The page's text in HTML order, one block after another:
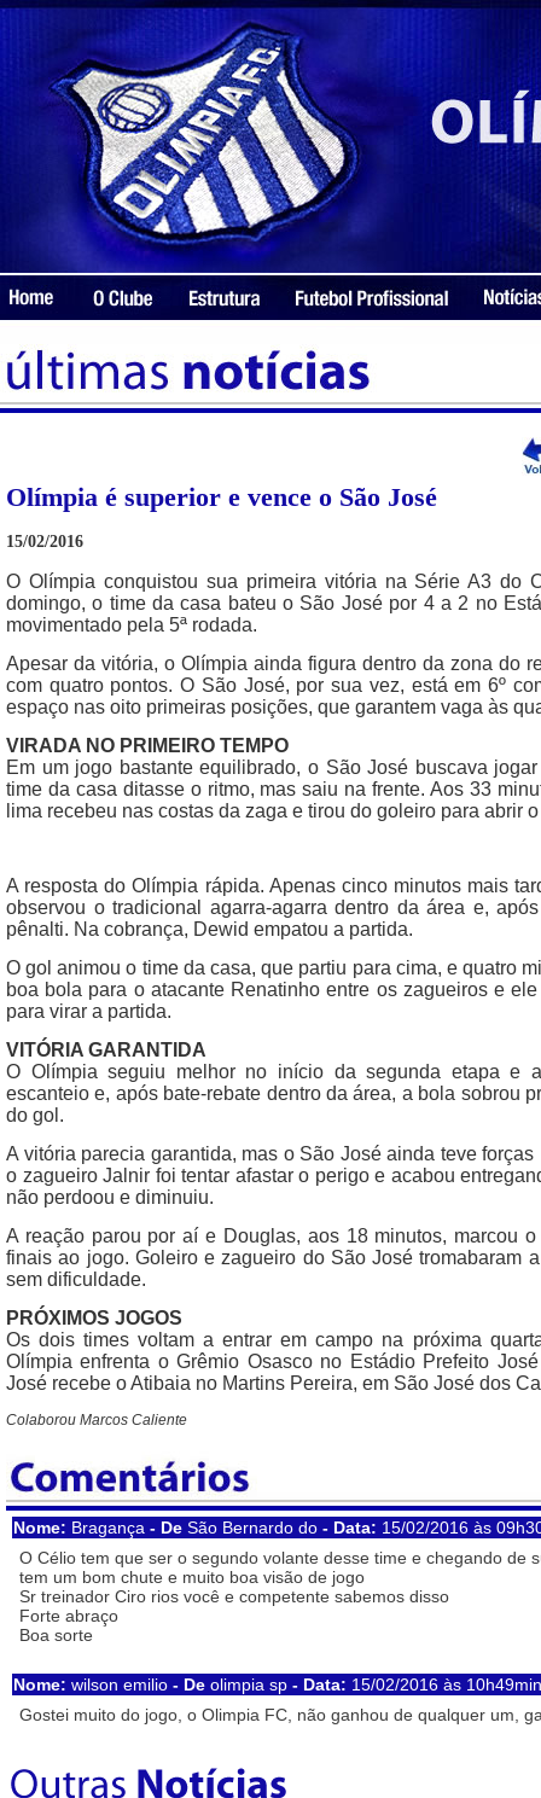
Olímpia é superior e vence o São José
15/02/2016
O Olímpia conquistou sua primeira vitória na Série A3 do
domingo, o time da casa bateu o São José por 4 a 2 no
movimentado pela 5ª rodada.
Apesar da vitória, o Olímpia ainda figura dentro da zona do
com quatro pontos. O São José, por sua vez, está em 6º
espaço nas oito primeiras posições, que garantem vaga às
VIRADA NO PRIMEIRO TEMPO
Em um jogo bastante equilibrado, o São José buscava
time da casa ditasse o ritmo, mas saiu na frente. Aos 33
lima recebeu nas costas da zaga e tirou do goleiro para abrir
A resposta do Olímpia rápida. Apenas cinco minutos mais
observou o tradicional agarra-agarra dentro da área e,
pênalti. Na cobrança, Dewid empatou a partida.
O gol animou o time da casa, que partiu para cima, e quatro
boa bola para o atacante Renatinho entre os zagueiros e
para virar a partida.
VITÓRIA GARANTIDA
O Olímpia seguiu melhor no início da segunda etapa e
escanteio e, após bate-rebate dentro da área, a bola sobrou
do gol.
A vitória parecia garantida, mas o São José ainda teve
o zagueiro Jalnir foi tentar afastar o perigo e acabou
não perdoou e diminuiu.
A reação parou por aí e Douglas, aos 18 minutos, marcou
finais ao jogo. Goleiro e zagueiro do São José tromabaram
sem dificuldade.
PRÓXIMOS JOGOS
Os dois times voltam a entrar em campo na próxima
Olímpia enfrenta o Grêmio Osasco no Estádio Prefeito
José recebe o Atibaia no Martins Pereira, em São José dos
Colaborou Marcos Caliente
Nome: Bragança - De São Bernardo do - Data: 15/02/2016 às
O Célio tem que ser o segundo volante desse time e chegando de
tem um bom chute e muito boa visão de jogo
Sr treinador Ciro rios você e competente sabemos disso
Forte abraço
Boa sorte
Nome: wilson emilio - De olimpia sp - Data: 15/02/2016 às
Gostei muito do jogo, o Olimpia FC, não ganhou de qualquer um,